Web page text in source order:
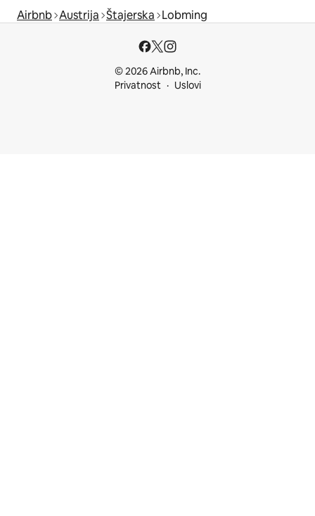
Airbnb Austrija Štajerska Lobming
© 2026 Airbnb, Inc.
Privatnost
Uslovi